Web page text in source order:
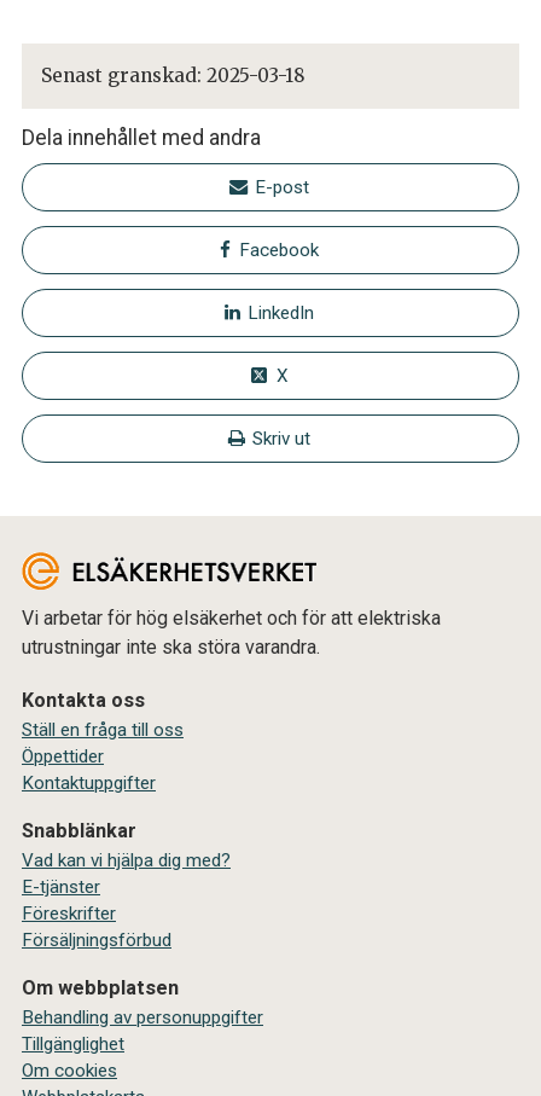
Senast granskad: 2025-03-18
Dela innehållet med andra
E-post
Facebook
LinkedIn
X
Skriv ut
Vi arbetar för hög elsäkerhet och för att elektriska
utrustningar inte ska störa varandra.
Kontakta oss
Ställ en fråga till oss
Öppettider
Kontaktuppgifter
Snabblänkar
Vad kan vi hjälpa dig med?
E-tjänster
Föreskrifter
Försäljningsförbud
Om webbplatsen
Behandling av personuppgifter
Tillgänglighet
Om cookies